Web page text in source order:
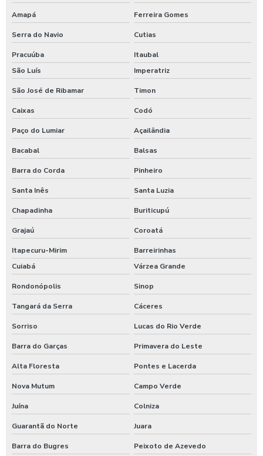
Amapá Ferreira Gomes
Serra do Navio Cutias
Pracuúba
Itaubal
São Luís
Imperatriz
São José de Ribamar Timon
Caixas Codó
Paço do Lumiar Açailândia
Bacabal Balsas
Barra do Corda Pinheiro
Santa Inês Santa Luzia
Chapadinha Buriticupú
Grajaú Coroatá
Itapecuru-Mirim
Barreirinhas
Cuiabá
Várzea Grande
Rondonópolis Sinop
Tangará da Serra Cáceres
Sorriso Lucas do Rio Verde
Barra do Garças Primavera do Leste
Alta Floresta Pontes e Lacerda
Nova Mutum Campo Verde
Juína Colniza
Guarantã do Norte Juara
Barra do Bugres
Peixoto de Azevedo